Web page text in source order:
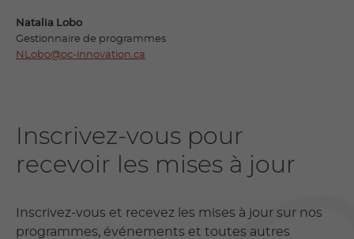
Natalia Lobo
Gestionnaire de programmes
NLobo@oc-innovation.ca
Inscrivez-vous pour
recevoir les mises à jour
Inscrivez-vous et recevez les mises à jour sur nos
programmes, événements et toutes autres